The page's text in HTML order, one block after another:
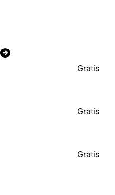
Gratis
Gratis
Gratis